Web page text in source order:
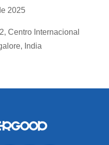
2025
Centro Internacional
India